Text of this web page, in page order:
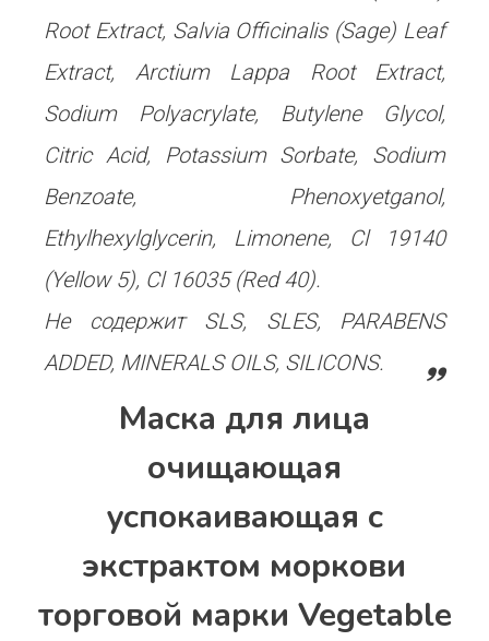
Root Extract, Salvia Officinalis (Sage) Leaf
Extract, Arctium Lappa Root Extract,
Sodium Polyacrylate, Butylene Glycol,
Citric Acid, Potassium Sorbate, Sodium
Benzoate, Phenoxyetganol,
Ethylhexylglycerin, Limonene, Cl 19140
(Yellow 5), Cl 16035 (Red 40).
Не содержит SLS, SLES, PARABENS
ADDED, MINERALS OILS, SILICONS.
Маска для лица
очищающая
успокаивающая с
экстрактом моркови
торговой марки Vegetable